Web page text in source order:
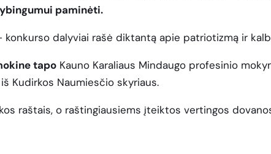
paminėti.
dalyviai rašė diktantą apie patriotizmą ir
tapo Kauno Karaliaus Mindaugo profesinio
iš Kudirkos Naumiesčio skyriaus.
raštais, o raštingiausiems įteiktos vertingos